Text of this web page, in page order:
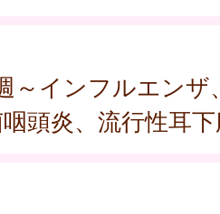
～インフルエンザ
頭炎、流行性耳